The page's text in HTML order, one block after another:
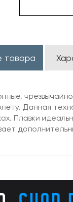
товара
Данная
Плавки